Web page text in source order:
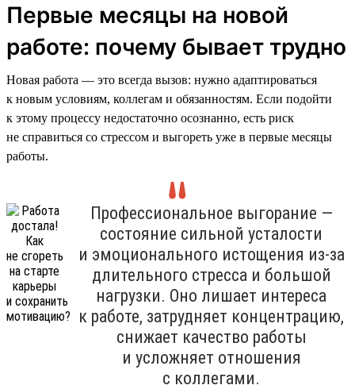
Первые месяцы на новой
работе: почему бывает трудно
Новая работа — это всегда вызов: нужно адаптироваться
к новым условиям, коллегам и обязанностям. Если подойти
к этому процессу недостаточно осознанно, есть риск
не справиться со стрессом и выгореть уже в первые месяцы
работы.
Профессиональное выгорание —
состояние сильной усталости
и эмоционального истощения из-за
длительного стресса и большой
нагрузки. Оно лишает интереса
к работе, затрудняет концентрацию,
снижает качество работы
и усложняет отношения
с коллегами.